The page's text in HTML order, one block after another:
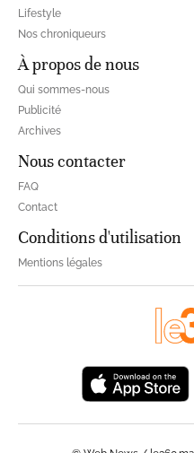
Lifestyle
Nos chroniqueurs
À propos de nous
Qui sommes-nous
Publicité
Archives
Nous contacter
FAQ
Contact
Conditions d'utilisation
Mentions légales